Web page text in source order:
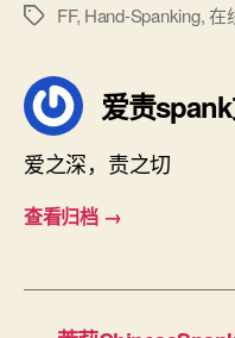
标
FF, Hand-Spanking,在
爱责
爱之深，责之切
查看归档 →